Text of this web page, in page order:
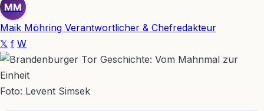
MM
Maik Möhring Verantwortlicher & Chefredakteur
𝕏 f W
Foto: Levent Simsek